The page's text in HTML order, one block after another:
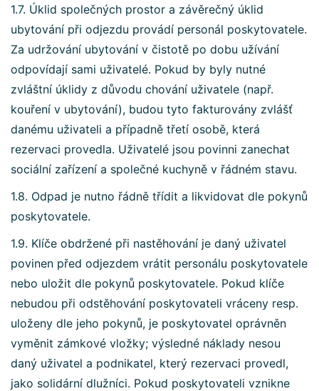
1.7. Úklid společných prostor a závěrečný úklid
ubytování při odjezdu provádí personál poskytovatele.
Za udržování ubytování v čistotě po dobu užívání
odpovídají sami uživatelé. Pokud by byly nutné
zvláštní úklidy z důvodu chování uživatele (např.
kouření v ubytování), budou tyto fakturovány zvlášť
danému uživateli a případně třetí osobě, která
rezervaci provedla. Uživatelé jsou povinni zanechat
sociální zařízení a společné kuchyně v řádném stavu.
1.8. Odpad je nutno řádně třídit a likvidovat dle pokynů
poskytovatele.
1.9. Klíče obdržené při nastěhování je daný uživatel
povinen před odjezdem vrátit personálu poskytovatele
nebo uložit dle pokynů poskytovatele. Pokud klíče
nebudou při odstěhování poskytovateli vráceny resp.
uloženy dle jeho pokynů, je poskytovatel oprávněn
vyměnit zámkové vložky; výsledné náklady nesou
daný uživatel a podnikatel, který rezervaci provedl,
jako solidární dlužníci. Pokud poskytovateli vznikne